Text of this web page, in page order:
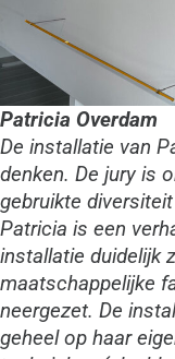
Patricia Overdam
De installatie van
denken. De jury is
gebruikte
Patricia is een
installatie duidelijk
maatschappelijke
neergezet. De
geheel op haar